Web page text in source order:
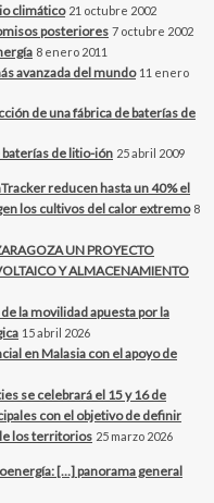
climático 21 octubre 2002
posteriores 7 octubre 2002
8 enero 2011
avanzada del mundo 11 enero
de litio-ión 25 abril 2009
reducen hasta un 40% el
los cultivos del calor extremo 8
UN PROYECTO
Y ALMACENAMIENTO
la movilidad apuesta por la
15 abril 2026
en Malasia con el apoyo de
se celebrará el 15 y 16 de
con el objetivo de definir
los territorios 25 marzo 2026
[…] panorama general